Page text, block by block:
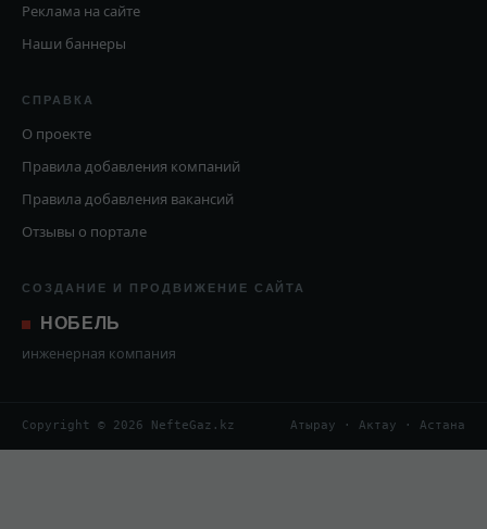
Реклама на сайте
Наши баннеры
СПРАВКА
О проекте
Правила добавления компаний
Правила добавления вакансий
Отзывы о портале
СОЗДАНИЕ И ПРОДВИЖЕНИЕ САЙТА
НОБЕЛЬ
инженерная компания
Copyright © 2026 NefteGaz.kz Атырау · Актау · Астана